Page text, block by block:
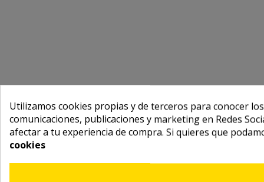
Utilizamos cookies propias y de terceros para conocer
comunicaciones, publicaciones y marketing en Redes
afectar a tu experiencia de compra. Si quieres que
cookies